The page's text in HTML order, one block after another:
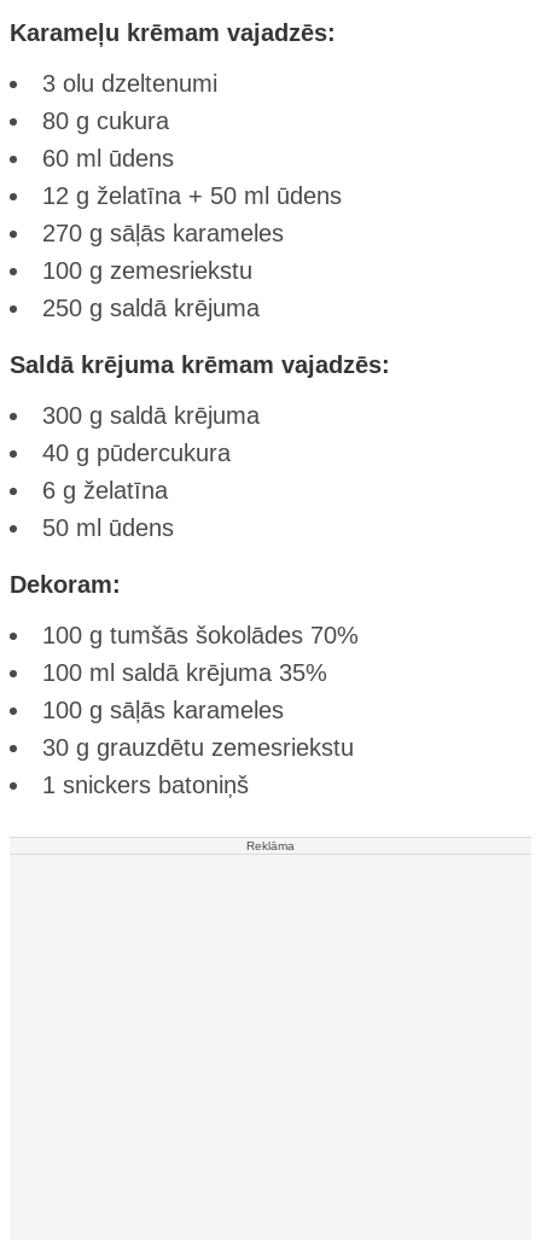
Karameļu krēmam vajadzēs:
3 olu dzeltenumi
80 g cukura
60 ml ūdens
12 g želatīna + 50 ml ūdens
270 g sāļās karameles
100 g zemesriekstu
250 g saldā krējuma
Saldā krējuma krēmam vajadzēs:
300 g saldā krējuma
40 g pūdercukura
6 g želatīna
50 ml ūdens
Dekoram:
100 g tumšās šokolādes 70%
100 ml saldā krējuma 35%
100 g sāļās karameles
30 g grauzdētu zemesriekstu
1 snickers batoniņš
Reklāma